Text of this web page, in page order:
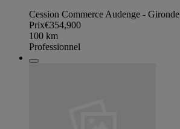
Cession Commerce Audenge - Gironde
Prix€354,900
100 km
Professionnel